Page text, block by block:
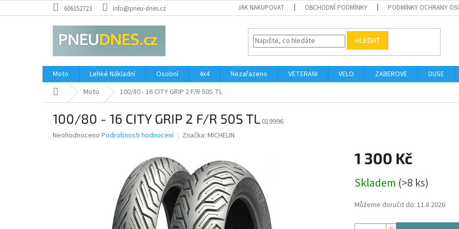
na
606152723 info@pneu-dnes.cz JAK NAKUPOVAT OBCHODNÍ PODMÍNKY PODMÍNKY OCHRANY
HLEDAT
Moto Lehké Nákladní Osobní 4x4 Nezařazeno VETERANI VELO ZABEROVE DUSE
Domů Moto 100/80 - 16 CITY GRIP 2 F/R 50S TL
100/80 - 16 CITY GRIP 2 F/R 50S TL 019996
Průměrné
Neohodnoceno Podrobnosti hodnocení Značka: MICHELIN
1 300 Kč
cena:
Skladem (>8 ks)
Můžeme doručit do: 11.8.2026